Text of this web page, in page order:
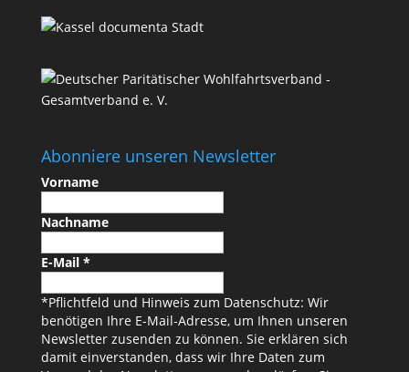
Abonniere unseren Newsletter
Vorname
Nachname
E-Mail *
*Pflichtfeld und Hinweis zum Datenschutz: Wir
benötigen Ihre E-Mail-Adresse, um Ihnen unseren
Newsletter zusenden zu können. Sie erklären sich
damit einverstanden, dass wir Ihre Daten zum